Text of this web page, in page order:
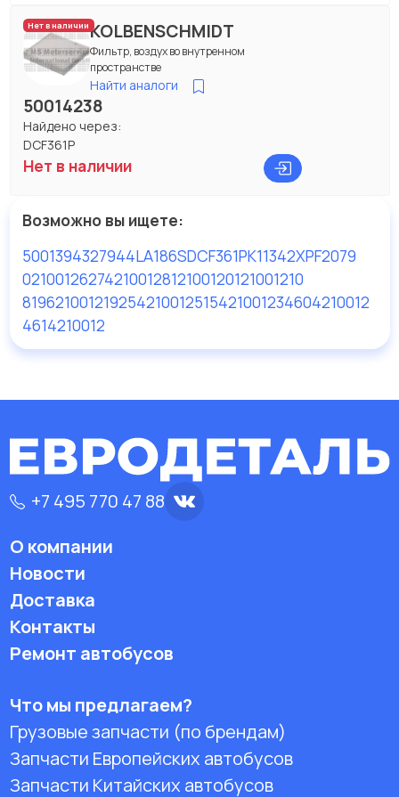
Нет в наличииKOLBENSCHMIDT
Фильтр, воздух во внутренном
пространстве
Найти аналоги
50014238
Найдено через:
DCF361P
Нет в наличии
Возможно вы ищете:
5001394327944LA186SDCF361PK11342XPF2079
02100126274210012812100120121001210
819621001219254210012515421001234604210012
4614210012
+7 495 770 47 88
О компании
Новости
Доставка
Контакты
Ремонт автобусов
Что мы предлагаем?
Грузовые запчасти (по брендам)
Запчасти Европейских автобусов
Запчасти Китайских автобусов